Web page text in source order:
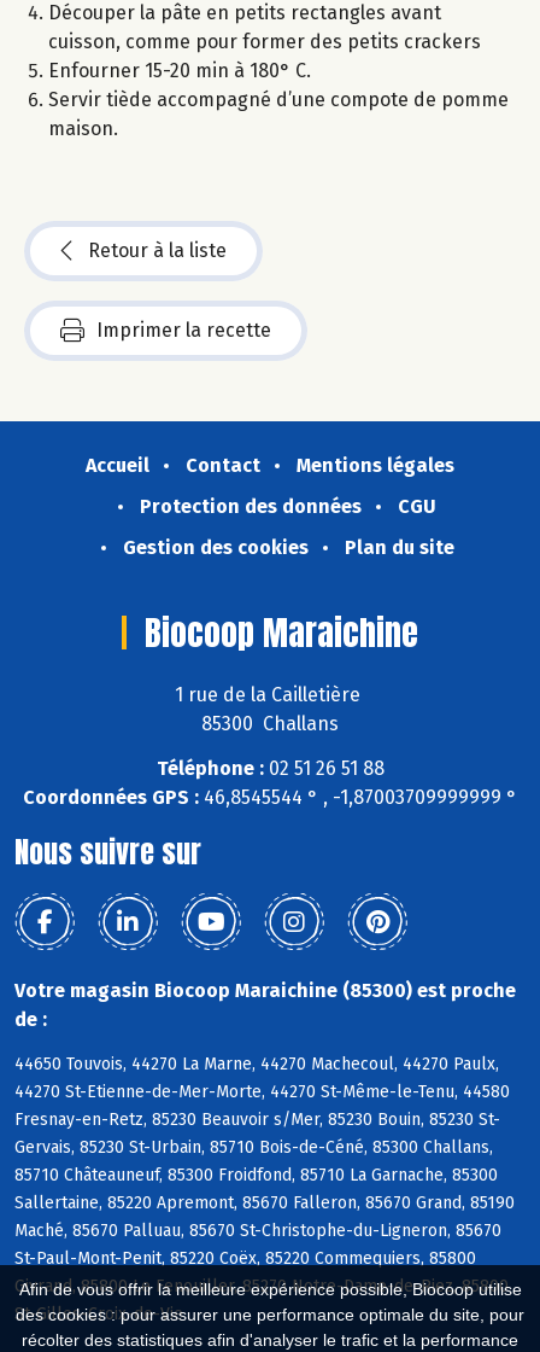
Afin de vous offrir la meilleure expérience possible, Biocoop utilise
des cookies : pour assurer une performance optimale du site, pour
récolter des statistiques afin d'analyser le trafic et la performance
Découper la pâte en petits rectangles avant
cuisson, comme pour former des petits crackers
Enfourner 15-20 min à 180° C.
Servir tiède accompagné d’une compote de pomme
maison.
Retour à la liste
Imprimer la recette
Accueil Contact
Mentions légales
Protection des données
CGU
Gestion des cookies
Plan du site
Biocoop Maraichine
1 rue de la Cailletière
85300 Challans
Téléphone :02 51 26 51 88
Coordonnées GPS : 46,8545544 ° , -1,87003709999999 °
Nous suivre sur
Votre magasin Biocoop Maraichine (85300) est proche
de :
44650 Touvois, 44270 La Marne, 44270 Machecoul, 44270 Paulx,
44270 St-Etienne-de-Mer-Morte, 44270 St-Même-le-Tenu, 44580
Fresnay-en-Retz, 85230 Beauvoir s/Mer, 85230 Bouin, 85230 St-
Gervais, 85230 St-Urbain, 85710 Bois-de-Céné, 85300 Challans,
85710 Châteauneuf, 85300 Froidfond, 85710 La Garnache, 85300
Sallertaine, 85220 Apremont, 85670 Falleron, 85670 Grand, 85190
Maché, 85670 Palluau, 85670 St-Christophe-du-Ligneron, 85670
St-Paul-Mont-Penit, 85220 Coëx, 85220 Commequiers, 85800
Givrand, 85800 Le Fenouiller, 85270 Notre-Dame-de-Riez, 85800
St-Gilles-Croix-de-Vie